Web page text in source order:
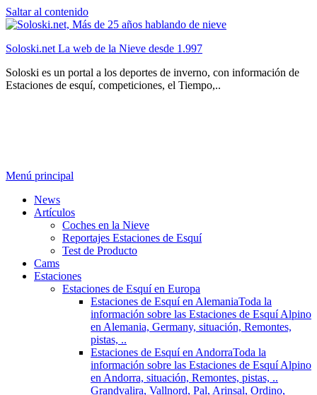
Saltar al contenido
Soloski.net La web de la Nieve desde 1.997
Soloski es un portal a los deportes de inverno, con información de
Estaciones de esquí, competiciones, el Tiempo,..
Menú principal
News
Artículos
Coches en la Nieve
Reportajes Estaciones de Esquí
Test de Producto
Cams
Estaciones
Estaciones de Esquí en Europa
Estaciones de Esquí en AlemaniaToda la
información sobre las Estaciones de Esquí Alpino
en Alemania, Germany, situación, Remontes,
pistas, ..
Estaciones de Esquí en AndorraToda la
información sobre las Estaciones de Esquí Alpino
en Andorra, situación, Remontes, pistas, ..
Grandvalira, Vallnord, Pal, Arinsal, Ordino,